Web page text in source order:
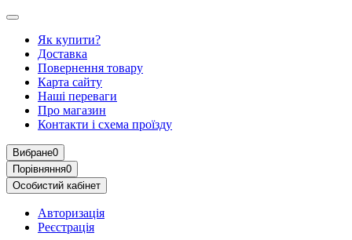
Як купити?
Доставка
Повернення товару
Карта сайту
Наші переваги
Про магазин
Контакти і схема проїзду
Вибране0
Порівняння0
Особистий кабінет
Авторизація
Реєстрація